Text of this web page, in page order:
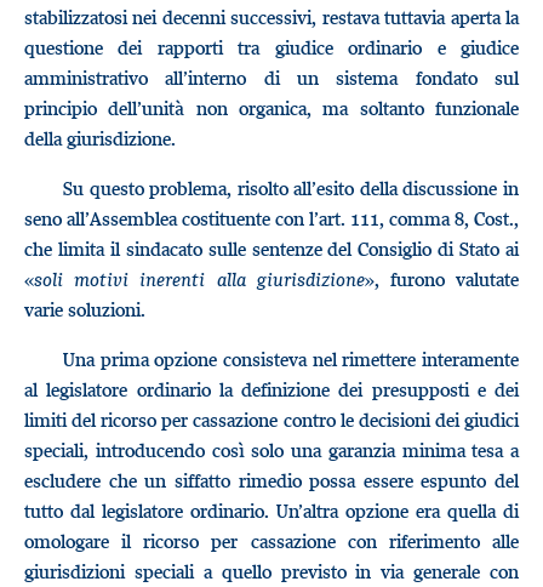
stabilizzatosi nei decenni successivi, restava tuttavia aperta la
questione dei rapporti tra giudice ordinario e giudice
amministrativo all’interno di un sistema fondato sul
principio dell’unità non organica, ma soltanto funzionale
della giurisdizione.
Su questo problema, risolto all’esito della discussione in
seno all’Assemblea costituente con l’art. 111, comma 8, Cost.,
che limita il sindacato sulle sentenze del Consiglio di Stato ai
«soli motivi inerenti alla giurisdizione», furono valutate
varie soluzioni.
Una prima opzione consisteva nel rimettere interamente
al legislatore ordinario la definizione dei presupposti e dei
limiti del ricorso per cassazione contro le decisioni dei giudici
speciali, introducendo così solo una garanzia minima tesa a
escludere che un siffatto rimedio possa essere espunto del
tutto dal legislatore ordinario. Un’altra opzione era quella di
omologare il ricorso per cassazione con riferimento alle
giurisdizioni speciali a quello previsto in via generale con